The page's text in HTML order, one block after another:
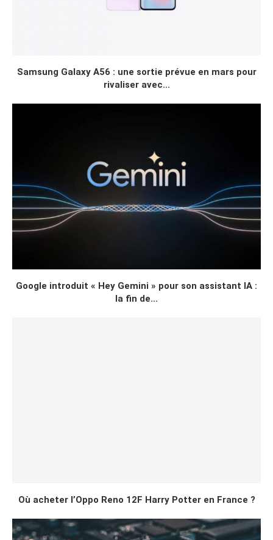
Samsung Galaxy A56 : une sortie prévue en mars pour
rivaliser avec...
Google introduit « Hey Gemini » pour son assistant IA :
la fin de...
Où acheter l’Oppo Reno 12F Harry Potter en France ?